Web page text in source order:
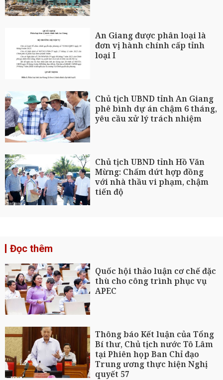
An Giang được phân loại là
đơn vị hành chính cấp tỉnh
loại I
Chủ tịch UBND tỉnh An Giang
phê bình dự án chậm 6 tháng,
yêu cầu xử lý trách nhiệm
Chủ tịch UBND tỉnh Hồ Văn
Mừng: Chấm dứt hợp đồng
với nhà thầu vi phạm, chậm
tiến độ
Đọc thêm
Quốc hội thảo luận cơ chế đặc
thù cho công trình phục vụ
APEC
Thông báo Kết luận của Tổng
Bí thư, Chủ tịch nước Tô Lâm
tại Phiên họp Ban Chỉ đạo
Trung ương thực hiện Nghị
quyết 57